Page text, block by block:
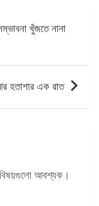
খুঁজতে নানা
হতাশার এক রাত
বিষয়গুলো আবশ্যক।